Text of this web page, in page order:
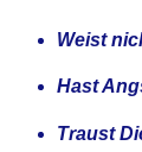
Weist
Hast
Traust